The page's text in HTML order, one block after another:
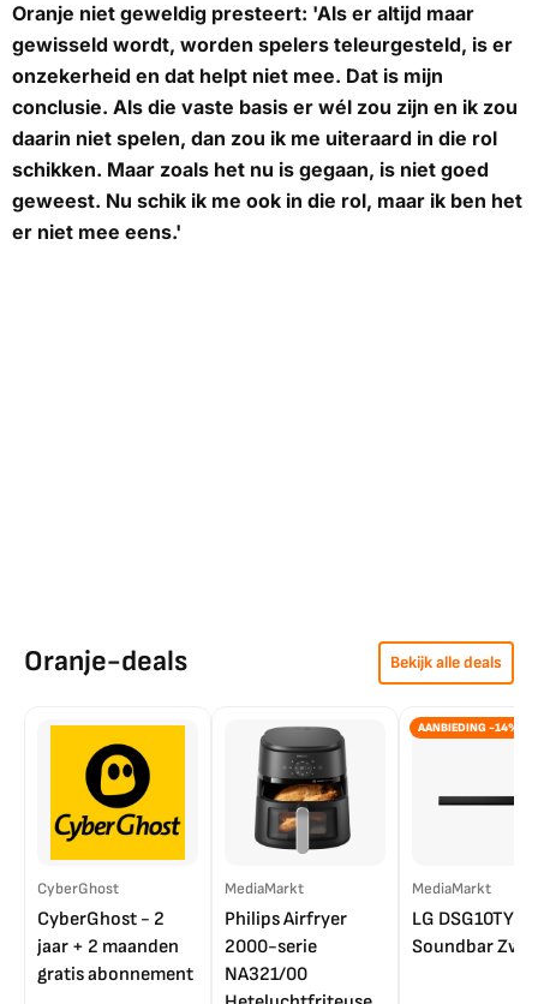
Oranje niet geweldig presteert: 'Als er altijd maar
gewisseld wordt, worden spelers teleurgesteld, is er
onzekerheid en dat helpt niet mee. Dat is mijn
conclusie. Als die vaste basis er wél zou zijn en ik zou
daarin niet spelen, dan zou ik me uiteraard in die rol
schikken. Maar zoals het nu is gegaan, is niet goed
geweest. Nu schik ik me ook in die rol, maar ik ben het
er niet mee eens.'
Oranje-deals Bekijk alle deals
CyberGhost
CyberGhost - 2
jaar + 2 maanden
gratis abonnement
MediaMarkt
Philips Airfryer
2000-serie
NA321/00
AANBIEDING -14%
MediaMarkt
LG DSG10TY
Soundbar